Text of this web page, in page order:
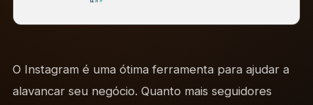
O Instagram é uma ótima ferramenta para ajudar a
alavancar seu negócio. Quanto mais seguidores